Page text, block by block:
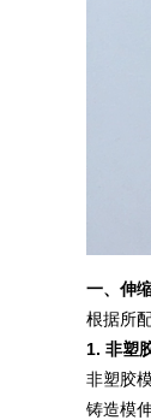
一、伸
根据所
1. 非塑
非塑胶
铸造模